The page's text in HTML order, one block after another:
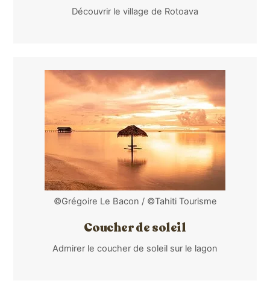
Découvrir le village de Rotoava
©Grégoire Le Bacon / ©Tahiti Tourisme
Coucher de soleil
Admirer le coucher de soleil sur le lagon